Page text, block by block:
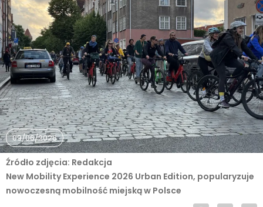
09/06/2026
New Mobility Experience 2026 Urban Edition, popularyzuje
nowoczesną mobilność miejską w Polsce
Źródło zdjęcia: Redakcja